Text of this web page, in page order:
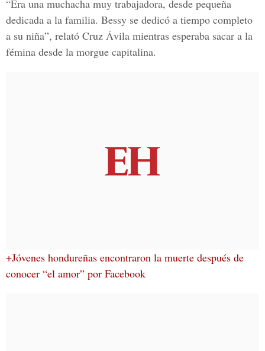
“Era una muchacha muy trabajadora, desde pequeña
dedicada a la familia. Bessy se dedicó a tiempo completo
a su niña”, relató Cruz Ávila mientras esperaba sacar a la
fémina desde la morgue capitalina.
+Jóvenes hondureñas encontraron la muerte después de
conocer “el amor” por Facebook